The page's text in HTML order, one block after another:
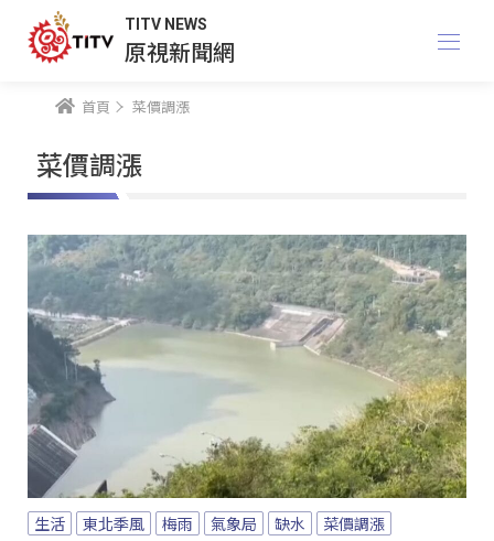
TITV NEWS
原視新聞網
首頁 菜價調漲
菜價調漲
生活 東北季風 梅雨 氣象局 缺水 菜價調漲